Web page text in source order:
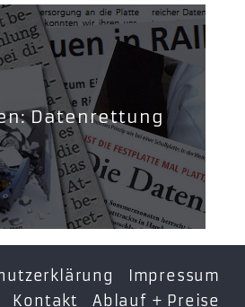
Datenrettung
Impressum
Kontakt
Ablauf + Preise